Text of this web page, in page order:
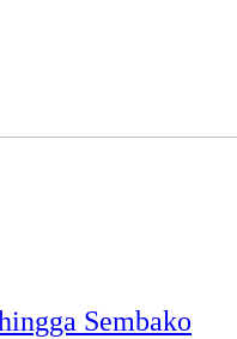
Sembako